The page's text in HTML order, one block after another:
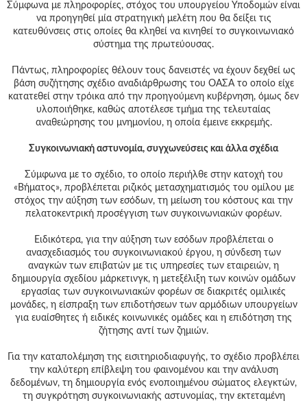
Σύμφωνα με πληροφορίες, στόχος του υπουργείου Υποδομών είναι
να προηγηθεί μία στρατηγική μελέτη που θα δείξει τις
κατευθύνσεις στις οποίες θα κληθεί να κινηθεί το συγκοινωνιακό
σύστημα της πρωτεύουσας.
Πάντως, πληροφορίες θέλουν τους δανειστές να έχουν δεχθεί ως
βάση συζήτησης σχέδιο αναδιάρθρωσης του ΟΑΣΑ το οποίο είχε
κατατεθεί στην τρόικα από την προηγούμενη κυβέρνηση, όμως δεν
υλοποιήθηκε, καθώς αποτέλεσε τμήμα της τελευταίας
αναθεώρησης του μνημονίου, η οποία έμεινε εκκρεμής.
Συγκοινωνιακή αστυνομία, συγχωνεύσεις και άλλα σχέδια
Σύμφωνα με το σχέδιο, το οποίο περιήλθε στην κατοχή του
«Βήματος», προβλέπεται ριζικός μετασχηματισμός του ομίλου με
στόχος την αύξηση των εσόδων, τη μείωση του κόστους και την
πελατοκεντρική προσέγγιση των συγκοινωνιακών φορέων.
Ειδικότερα, για την αύξηση των εσόδων προβλέπεται ο
ανασχεδιασμός του συγκοινωνιακού έργου, η σύνδεση των
αναγκών των επιβατών με τις υπηρεσίες των εταιρειών, η
δημιουργία σχεδίου μάρκετινγκ, η μετεξέλιξη των κοινών ομάδων
εργασίας των συγκοινωνιακών φορέων σε διακριτές ομιλικές
μονάδες, η είσπραξη των επιδοτήσεων των αρμόδιων υπουργείων
για ευαίσθητες ή ειδικές κοινωνικές ομάδες και η επιδότηση της
ζήτησης αντί των ζημιών.
Για την καταπολέμηση της εισιτηριοδιαφυγής, το σχέδιο προβλέπει
την καλύτερη επίβλεψη του φαινομένου και την ανάλυση
δεδομένων, τη δημιουργία ενός ενοποιημένου σώματος ελεγκτών,
τη συγκρότηση συγκοινωνιακής αστυνομίας, την εκτεταμένη